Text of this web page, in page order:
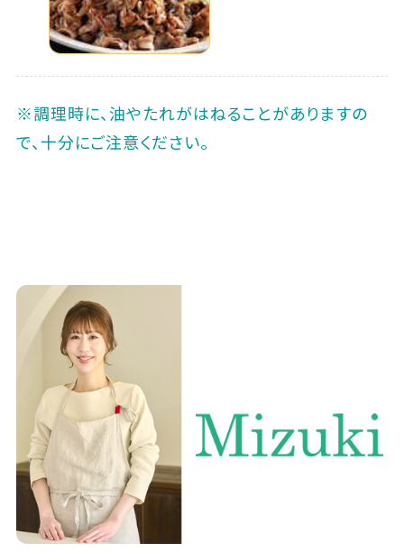
※調理時に、油やたれがはねることがありますの
で、十分にご注意ください。